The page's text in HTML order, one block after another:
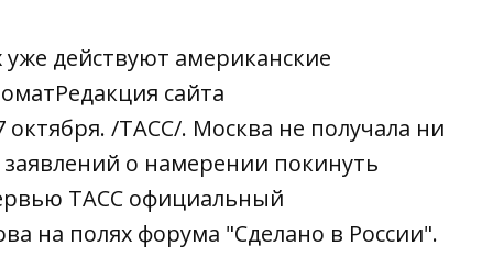
действуют американские
сайта
/ТАСС/. Москва не получала ни
о намерении покинуть
ТАСС официальный
на полях форума "Сделано в России".